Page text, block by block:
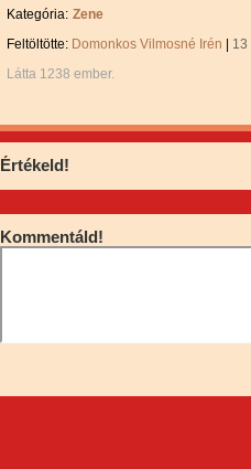
Kategória: Zene
Feltöltötte: Domonkos Vilmosné Irén
13
Látta 1238 ember.
Értékeld!
Kommentáld!